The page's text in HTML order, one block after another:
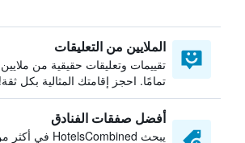
الملايين من التعليقات
تقييمات وتعليقات حقيقية من ملايين
تمامًا. احجز إقامتك المثالية بكل ثقة!
أفضل صفقات الفنادق